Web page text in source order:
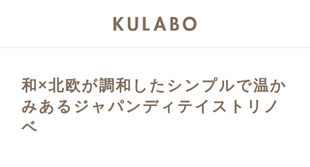
和×北欧が調和したシンプルで温か
みあるジャパンディテイストリノ
ベ